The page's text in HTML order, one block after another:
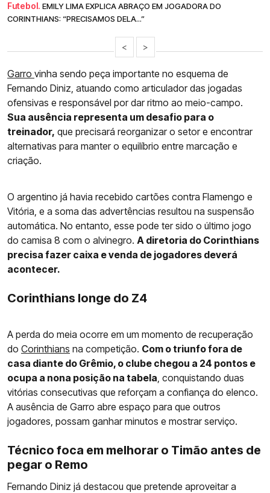
Futebol. EMILY LIMA EXPLICA ABRAÇO EM JOGADORA DO
CORINTHIANS: “PRECISAMOS DELA...”
< >
Garro vinha sendo peça importante no esquema de
Fernando Diniz, atuando como articulador das jogadas
ofensivas e responsável por dar ritmo ao meio-campo.
Sua ausência representa um desafio para o
treinador, que precisará reorganizar o setor e encontrar
alternativas para manter o equilíbrio entre marcação e
criação.
O argentino já havia recebido cartões contra Flamengo e
Vitória, e a soma das advertências resultou na suspensão
automática. No entanto, esse pode ter sido o último jogo
do camisa 8 com o alvinegro. A diretoria do Corinthians
precisa fazer caixa e venda de jogadores deverá
acontecer.
Corinthians longe do Z4
A perda do meia ocorre em um momento de recuperação
do Corinthians na competição. Com o triunfo fora de
casa diante do Grêmio, o clube chegou a 24 pontos e
ocupa a nona posição na tabela , conquistando duas
vitórias consecutivas que reforçam a confiança do elenco.
A ausência de Garro abre espaço para que outros
jogadores, possam ganhar minutos e mostrar serviço.
Técnico foca em melhorar o Timão antes de
pegar o Remo
Fernando Diniz já destacou que pretende aproveitar a